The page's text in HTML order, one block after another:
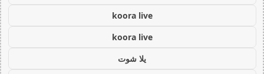
koora live
koora live
يلا شوت